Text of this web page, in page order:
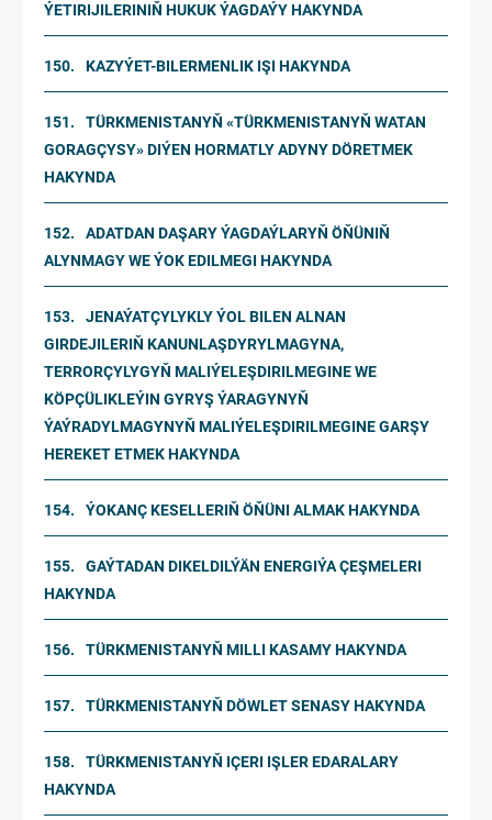
ÝETIRIJILERINIŇ HUKUK ÝAGDAÝY HAKYNDA
KAZYÝET-BILERMENLIK IŞI HAKYNDA
TÜRKMENISTANYŇ «TÜRKMENISTANYŇ WATAN
GORAGÇYSY» DIÝEN HORMATLY ADYNY DÖRETMEK
HAKYNDA
ADATDAN DAŞARY ÝAGDAÝLARYŇ ÖŇÜNIŇ
ALYNMAGY WE ÝOK EDILMEGI HAKYNDA
JENAÝATÇYLYKLY ÝOL BILEN ALNAN
GIRDEJILERIŇ KANUNLAŞDYRYLMAGYNA,
TERRORÇYLYGYŇ MALIÝELEŞDIRILMEGINE WE
KÖPÇÜLIKLEÝIN GYRYŞ ÝARAGYNYŇ
ÝAÝRADYLMAGYNYŇ MALIÝELEŞDIRILMEGINE GARŞY
HEREKET ETMEK HAKYNDA
ÝOKANÇ KESELLERIŇ ÖŇÜNI ALMAK HAKYNDA
GAÝTADAN DIKELDILÝÄN ENERGIÝA ÇEŞMELERI
HAKYNDA
TÜRKMENISTANYŇ MILLI KASAMY HAKYNDA
TÜRKMENISTANYŇ DÖWLET SENASY HAKYNDA
TÜRKMENISTANYŇ IÇERI IŞLER EDARALARY
HAKYNDA